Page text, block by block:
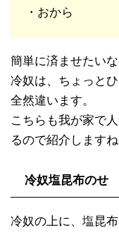
・おから
簡単に済ませたい
冷奴は、ちょっと
全然違います。
こちらも我が家で
るので紹介しますね
冷奴塩昆布のせ
冷奴の上に、塩昆